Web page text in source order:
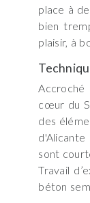
place à
bien
plaisir, à
cœur du
des
d'Alicante
sont
Travail
béton